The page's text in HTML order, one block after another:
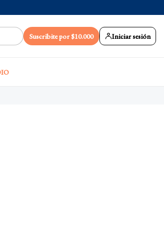
Suscribite por $10.000 Iniciar sesión